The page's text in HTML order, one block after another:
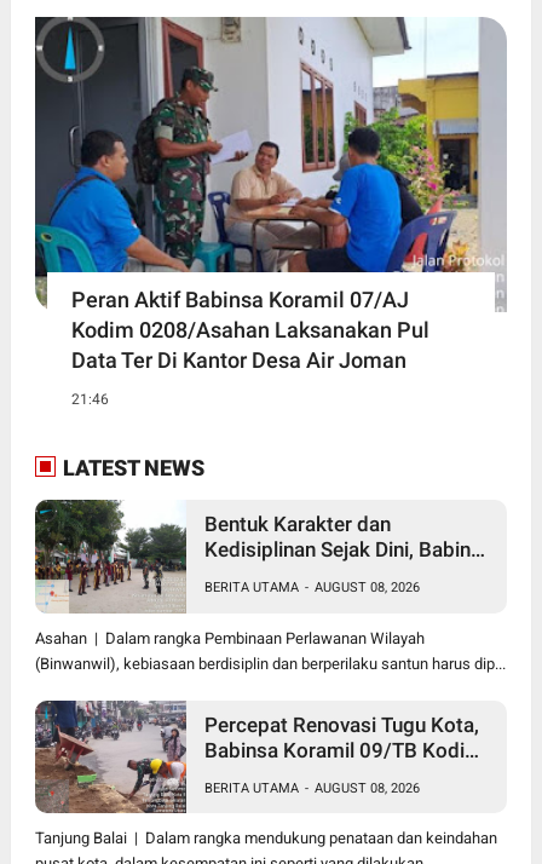
Peran Aktif Babinsa Koramil 07/AJ
Kodim 0208/Asahan Laksanakan Pul
Data Ter Di Kantor Desa Air Joman
21:46
LATEST NEWS
Bentuk Karakter dan
Kedisiplinan Sejak Dini, Babinsa
0208/Asahan Beri Pelatihan
PBB dan Etika Bagi Siswa MIN
7 Pertahanan
BERITA UTAMA - AUGUST 08, 2026
Asahan | Dalam rangka Pembinaan Perlawanan Wilayah
(Binwanwil), kebiasaan berdisiplin dan berperilaku santun harus dip...
Percepat Renovasi Tugu Kota,
Babinsa Koramil 09/TB Kodim
dan DLH Tanjungbalai Gelar
Gotong Royong
BERITA UTAMA - AUGUST 08, 2026
Tanjung Balai | Dalam rangka mendukung penataan dan keindahan